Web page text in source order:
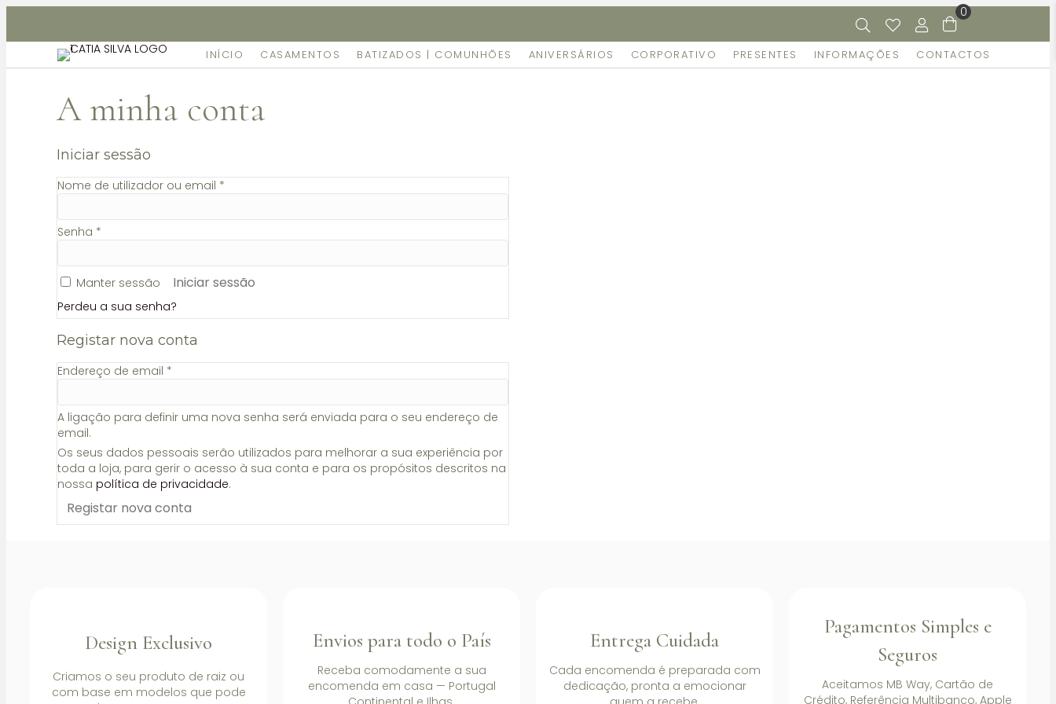
0
INÍCIO CASAMENTOS BATIZADOS | COMUNHÕES ANIVERSÁRIOS CORPORATIVO PRESENTES INFORMAÇÕES CONTACTOS
A minha conta
Iniciar sessão
Nome de utilizador ou email *
Senha *
Manter sessão Iniciar sessão
Perdeu a sua senha?
Registar nova conta
Endereço de email *
A ligação para definir uma nova senha será enviada para o seu endereço de
email.
Os seus dados pessoais serão utilizados para melhorar a sua experiência por
toda a loja, para gerir o acesso à sua conta e para os propósitos descritos na
nossa política de privacidade.
Registar nova conta
Design Exclusivo
Criamos o seu produto de raiz ou
com base em modelos que pode
Envios para todo o País
Receba comodamente a sua
encomenda em casa — Portugal
Entrega Cuidada
Cada encomenda é preparada com
dedicação, pronta a emocionar
Pagamentos Simples e
Seguros
Aceitamos MB Way, Cartão de
Crédito, Referência Multibanco, Apple